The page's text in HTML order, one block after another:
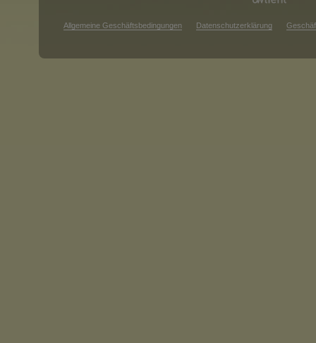
Allgemeine Geschäftsbedingungen Datenschutzerklärung